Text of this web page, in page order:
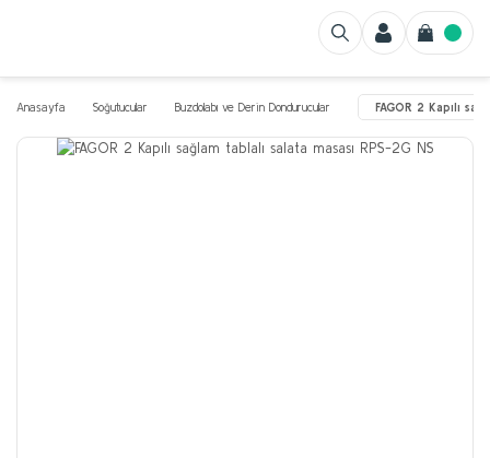
Anasayfa Soğutucular Buzdolabı ve Derin Dondurucular FAGOR 2 Kapılı